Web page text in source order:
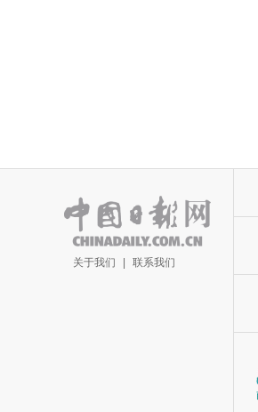
关于我们 | 联系我们